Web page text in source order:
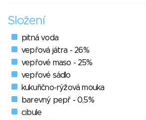
Složení
pitná voda
vepřová játra - 26%
vepřové maso - 25%
vepřové sádlo
kukuřično-rýžová mouka
barevný pepř - 0,5%
cibule